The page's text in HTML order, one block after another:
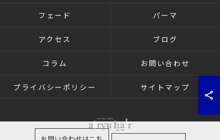
フェード パーマ
アクセス ブログ
コラム お問い合わせ
プライバシーポリシー サイトマップ